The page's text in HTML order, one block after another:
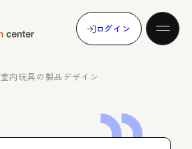
ログイン
室内玩具の製品デザイン